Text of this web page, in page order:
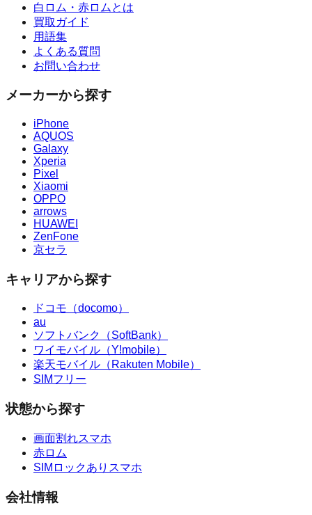
白ロム・赤ロムとは
買取ガイド
用語集
よくある質問
お問い合わせ
メーカーから探す
iPhone
AQUOS
Galaxy
Xperia
Pixel
Xiaomi
OPPO
arrows
HUAWEI
ZenFone
京セラ
キャリアから探す
ドコモ（docomo）
au
ソフトバンク（SoftBank）
ワイモバイル（Y!mobile）
楽天モバイル（Rakuten Mobile）
SIMフリー
状態から探す
画面割れスマホ
赤ロム
SIMロックありスマホ
会社情報